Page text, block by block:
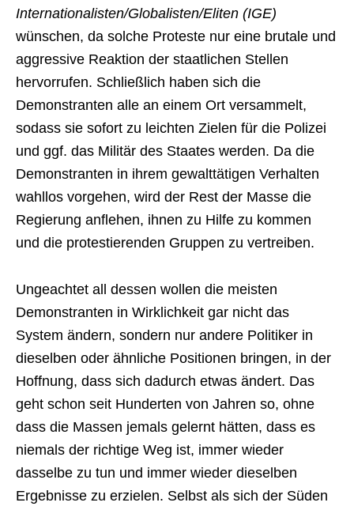
Internationalisten/Globalisten/Eliten (IGE)
wünschen, da solche Proteste nur eine brutale und
aggressive Reaktion der staatlichen Stellen
hervorrufen. Schließlich haben sich die
Demonstranten alle an einem Ort versammelt,
sodass sie sofort zu leichten Zielen für die Polizei
und ggf. das Militär des Staates werden. Da die
Demonstranten in ihrem gewalttätigen Verhalten
wahllos vorgehen, wird der Rest der Masse die
Regierung anflehen, ihnen zu Hilfe zu kommen
und die protestierenden Gruppen zu vertreiben.
Ungeachtet all dessen wollen die meisten
Demonstranten in Wirklichkeit gar nicht das
System ändern, sondern nur andere Politiker in
dieselben oder ähnliche Positionen bringen, in der
Hoffnung, dass sich dadurch etwas ändert. Das
geht schon seit Hunderten von Jahren so, ohne
dass die Massen jemals gelernt hätten, dass es
niemals der richtige Weg ist, immer wieder
dasselbe zu tun und immer wieder dieselben
Ergebnisse zu erzielen. Selbst als sich der Süden